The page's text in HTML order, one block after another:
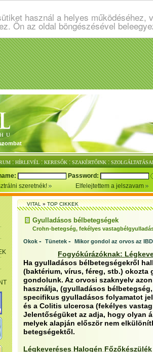
használ a helyes
Ön az oldal böngészésével
: HÍRLEVÉL : KERESŐK : SZAKÉRTŐINK :
Password:
szeretnék!
Elfelejtettem a jelszavam
VITAL»TOP CIKKEK
Gyulladásos bélbetegségek
Crohn-betegség, fekélyes
Okok - Tünetek - Mikor gondol az orvos az
Fogyókúrázóknak:
Ha gyulladásos bélbetegségekről
(baktérium, vírus, féreg, stb.) okozta
gondolunk. Az orvosi szaknyelv
használja, (gyulladásos
specifikus gyulladásos folyamatot
és a Colitis ulcerosa (fekélyes
Jelentőségüket az adja, hogy olyan
melyek alapján először nem
betegségektől.
Légkeveréses Halogén Főzőkészülék